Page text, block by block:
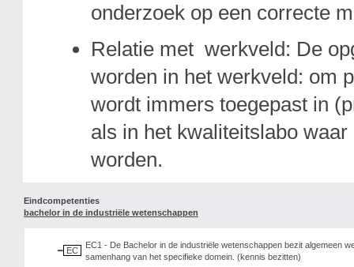
onderzoek op een correcte
Relatie met werkveld: De
worden in het werkveld: om
wordt immers toegepast in
als in het kwaliteitslabo
worden.
Eindcompetenties
bachelor in de industriële wetenschappen
EC
EC1 - De Bachelor in de industriële wetenschappen bezit algemeen
samenhang van het specifieke domein. (kennis bezitten)